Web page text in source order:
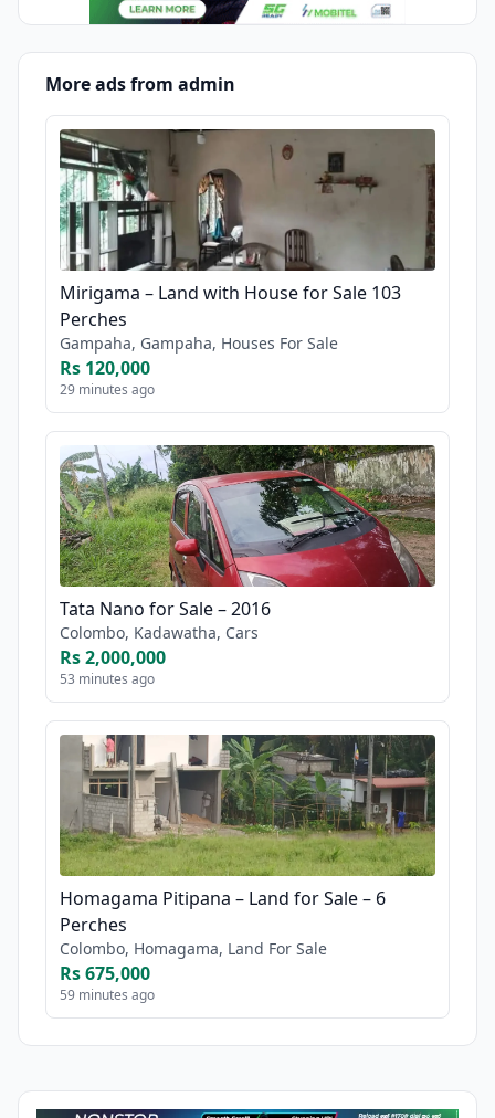
More ads from admin
Mirigama – Land with House for Sale 103
Perches
Gampaha, Gampaha, Houses For Sale
Rs 120,000
29 minutes ago
Tata Nano for Sale – 2016
Colombo, Kadawatha, Cars
Rs 2,000,000
53 minutes ago
Homagama Pitipana – Land for Sale – 6
Perches
Colombo, Homagama, Land For Sale
Rs 675,000
59 minutes ago